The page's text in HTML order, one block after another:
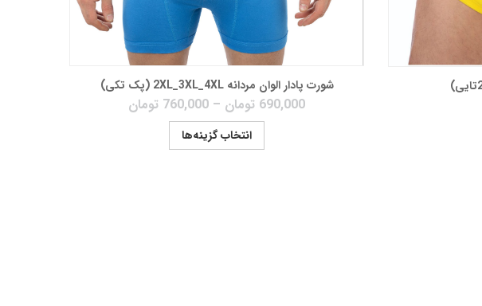
شورت پادار الوان مردانه 2XL_3XL_4XL (پک تکی)
690,000 تومان –
760,000 تومان
انتخاب گزینه‌ها